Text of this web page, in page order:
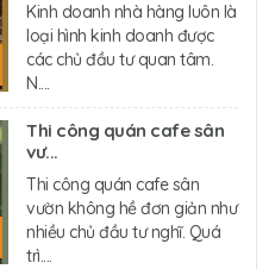
Kinh doanh nhà hàng luôn là
loại hình kinh doanh được
các chủ đầu tư quan tâm.
N....
Thi công quán cafe sân
vư...
Thi công quán cafe sân
vườn không hề đơn giản như
nhiều chủ đầu tư nghĩ. Quá
trì....